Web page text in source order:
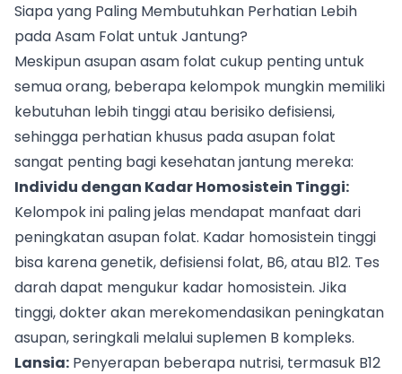
Siapa yang Paling Membutuhkan Perhatian Lebih
pada Asam Folat untuk Jantung?
Meskipun asupan asam folat cukup penting untuk
semua orang, beberapa kelompok mungkin memiliki
kebutuhan lebih tinggi atau berisiko defisiensi,
sehingga perhatian khusus pada asupan folat
sangat penting bagi kesehatan jantung mereka:
Individu dengan Kadar Homosistein Tinggi:
Kelompok ini paling jelas mendapat manfaat dari
peningkatan asupan folat. Kadar homosistein tinggi
bisa karena genetik, defisiensi folat, B6, atau B12. Tes
darah dapat mengukur kadar homosistein. Jika
tinggi, dokter akan merekomendasikan peningkatan
asupan, seringkali melalui suplemen B kompleks.
Lansia: Penyerapan beberapa nutrisi, termasuk B12